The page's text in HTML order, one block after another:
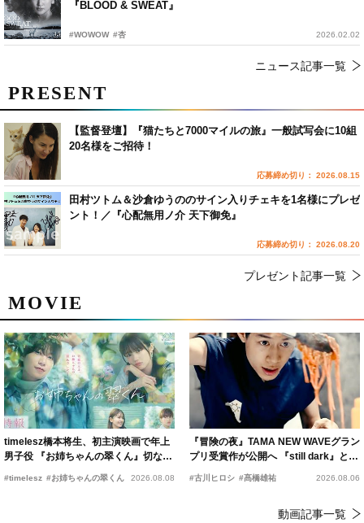
『BLOOD & SWEAT』
#WOWOW #杏 2026.02.02
ニュース記事一覧
MOVIE
timelesz橋本将生、初主演映画で年上
男子役 『お姉ちゃんの翠くん』切ない
恋の幕開けを予感
#timelesz #お姉ちゃんの翠くん 2026.08.08
『冒険の夜』TAMA NEW WAVEグラン
プリ受賞作が公開へ 『still dark』と同
時上映決定
#古川ヒロシ #髙橋雄祐 2026.08.06
動画記事一覧
PRESENT
【監督登壇】『猫たちと7000マイルの旅』一般試写会に10組
20名様をご招待！
応募締め切り： 2026.08.15
田村ツトム＆沙倉ゆうののサイン入りチェキを1名様にプレゼ
ント！／『心配無用ノ介 天下御免』
応募締め切り： 2026.08.20
プレゼント記事一覧